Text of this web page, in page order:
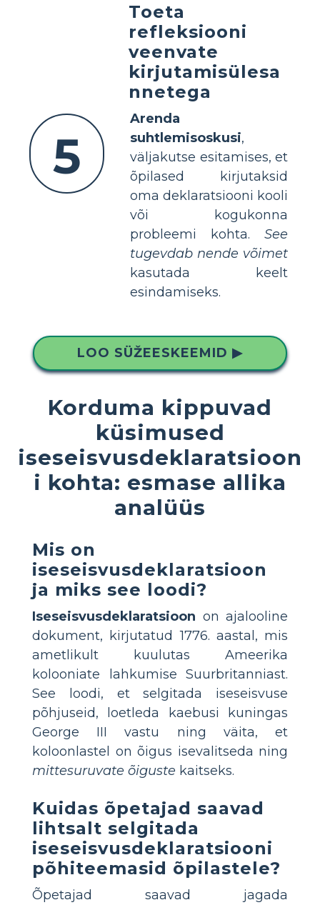
5
Toeta
refleksiooni
veenvate
kirjutamisülesa
nnetega
Arenda
suhtlemisoskusi,
väljakutse esitamises, et
õpilased kirjutaksid
oma deklaratsiooni kooli
või kogukonna
probleemi kohta. See
tugevdab nende võimet
kasutada keelt
esindamiseks.
LOO SÜŽEESKEEMID ▶
Korduma kippuvad
küsimused
iseseisvusdeklaratsioon
i kohta: esmase allika
analüüs
Mis on
iseseisvusdeklaratsioon
ja miks see loodi?
Iseseisvusdeklaratsioon on ajalooline
dokument, kirjutatud 1776. aastal, mis
ametlikult kuulutas Ameerika
kolooniate lahkumise Suurbritanniast.
See loodi, et selgitada iseseisvuse
põhjuseid, loetleda kaebusi kuningas
George III vastu ning väita, et
koloonlastel on õigus isevalitseda ning
mittesuruvate õiguste kaitseks.
Kuidas õpetajad saavad
lihtsalt selgitada
iseseisvusdeklaratsiooni
põhiteemasid õpilastele?
Õpetajad saavad jagada